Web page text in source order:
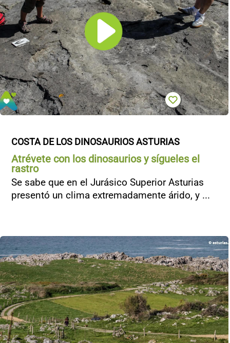
COSTA DE LOS DINOSAURIOS ASTURIAS
Atrévete con los dinosaurios y sígueles el
rastro
Se sabe que en el Jurásico Superior Asturias
presentó un clima extremadamente árido, y ...